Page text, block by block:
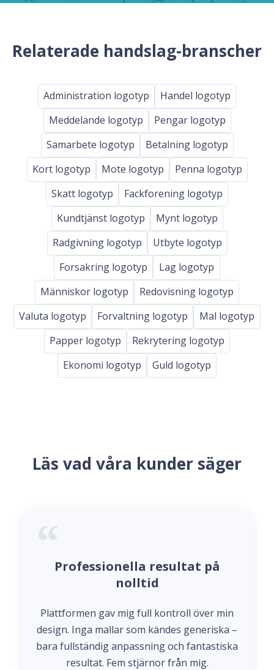
Relaterade handslag-branscher
Administration logotyp
Handel logotyp
Meddelande logotyp
Pengar logotyp
Samarbete logotyp
Betalning logotyp
Kort logotyp
Mote logotyp
Penna logotyp
Skatt logotyp
Fackforening logotyp
Kundtjänst logotyp
Mynt logotyp
Radgivning logotyp
Utbyte logotyp
Forsakring logotyp
Lag logotyp
Människor logotyp
Redovisning logotyp
Valuta logotyp
Forvaltning logotyp
Mal logotyp
Papper logotyp
Rekrytering logotyp
Ekonomi logotyp
Guld logotyp
Läs vad våra kunder säger
Professionella resultat på
nolltid
Plattformen gav mig full kontroll över min
design. Inga mallar som kändes generiska –
bara fullständig anpassning och fantastiska
resultat. Fem stjärnor från mig.